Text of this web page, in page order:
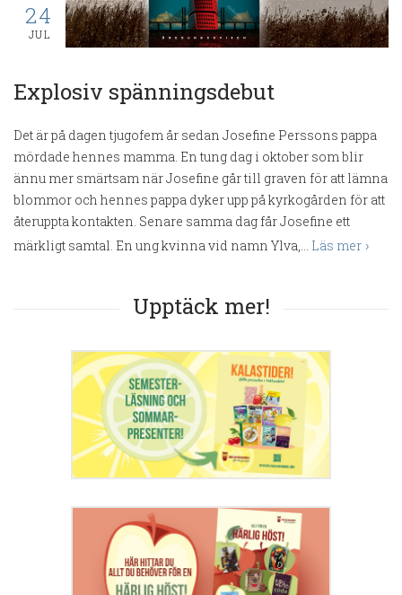
24
JUL
Explosiv spänningsdebut
Det är på dagen tjugofem år sedan Josefine Perssons pappa
mördade hennes mamma. En tung dag i oktober som blir
ännu mer smärtsam när Josefine går till graven för att lämna
blommor och hennes pappa dyker upp på kyrkogården för att
återuppta kontakten. Senare samma dag får Josefine ett
märkligt samtal. En ung kvinna vid namn Ylva,... Läs mer
Upptäck mer!